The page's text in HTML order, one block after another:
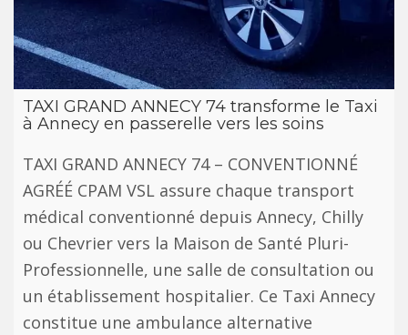
TAXI GRAND ANNECY 74 transforme le Taxi
à Annecy en passerelle vers les soins
TAXI GRAND ANNECY 74 – CONVENTIONNÉ
AGRÉÉ CPAM VSL assure chaque transport
médical conventionné depuis Annecy, Chilly
ou Chevrier vers la Maison de Santé Pluri-
Professionnelle, une salle de consultation ou
un établissement hospitalier. Ce Taxi Annecy
constitue une ambulance alternative